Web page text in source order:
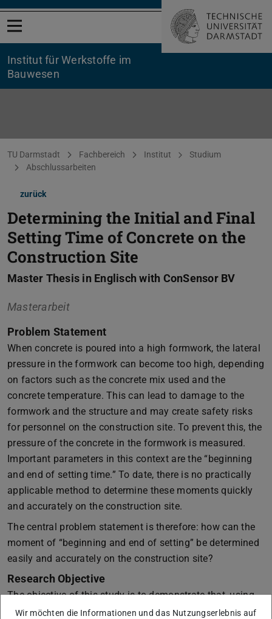
Menü öffnen
Institut für Werkstoffe im
Bauwesen
Sie befinden sich hier:
TU Darmstadt Fachbereich Institut
Studium
Abschlussarbeiten
zurück
Determining the Initial and Final
Setting Time of Concrete on the
Construction Site
Master Thesis in Englisch with ConSensor BV
Masterarbeit
Problem Statement
When concrete is poured into a high formwork, the lateral
pressure in the formwork can become too high, depending
on factors such as the concrete mix used and the
concrete temperature. This can lead to damage to the
formwork and the structure and may create safety risks
for personnel on the construction site. To prevent this, the
pressure of the concrete in the formwork is measured.
Important parameters in this context are the “beginning
and end of setting time.” To date, there is no practically
applicable method to determine these moments quickly
and accurately on the construction site.
The central problem statement is therefore: how can the
moment of “beginning and end of setting” be determined
easily and accurately on the construction site?
Research Objective
The objective of this study is to demonstrate that, using
temperature and electrical conductivity measurements via
Wir möchten die Informationen und das Nutzungserlebnis auf